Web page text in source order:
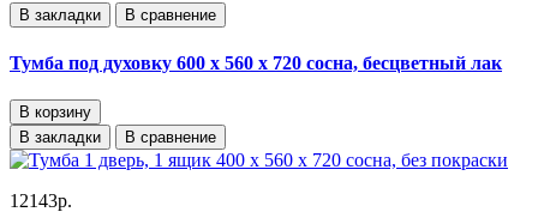
В закладки В сравнение
Тумба под духовку 600 х 560 х 720 сосна, бесцветный лак
В корзину
В закладки
В сравнение
12143р.